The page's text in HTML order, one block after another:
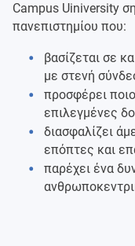
Campus Uiniversity
πανεπιστημίου που:
βασίζεται σε
με στενή
προσφέρει
επιλεγμένες
διασφαλίζει
επόπτες και
παρέχει ένα